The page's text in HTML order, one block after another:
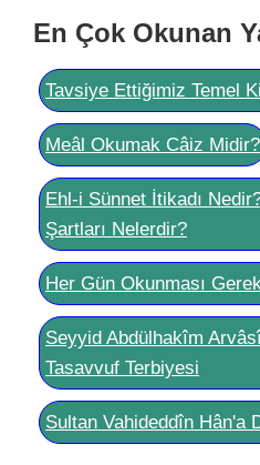
En Çok Okunan
Tavsiye Ettiğimiz Temel
Meâl Okumak Câiz Midir?
Ehl-i Sünnet İtikadı
Şartları Nelerdir?
Her Gün Okunması
Seyyid Abdülhakîm
Tasavvuf Terbiyesi
Sultan Vahideddîn Hân'a